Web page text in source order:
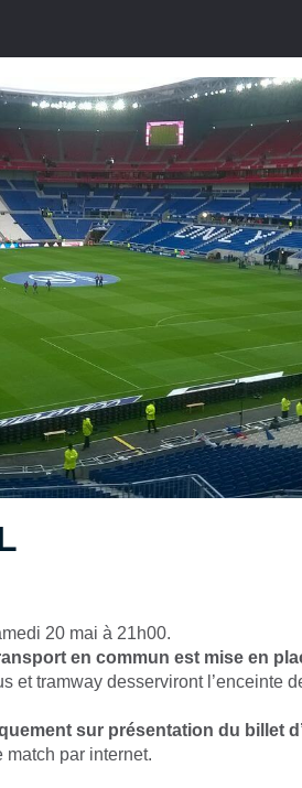
20 mai à 21h00.
en commun est mise en
et tramway desserviront l’enceinte
sur présentation du billet
match par internet.